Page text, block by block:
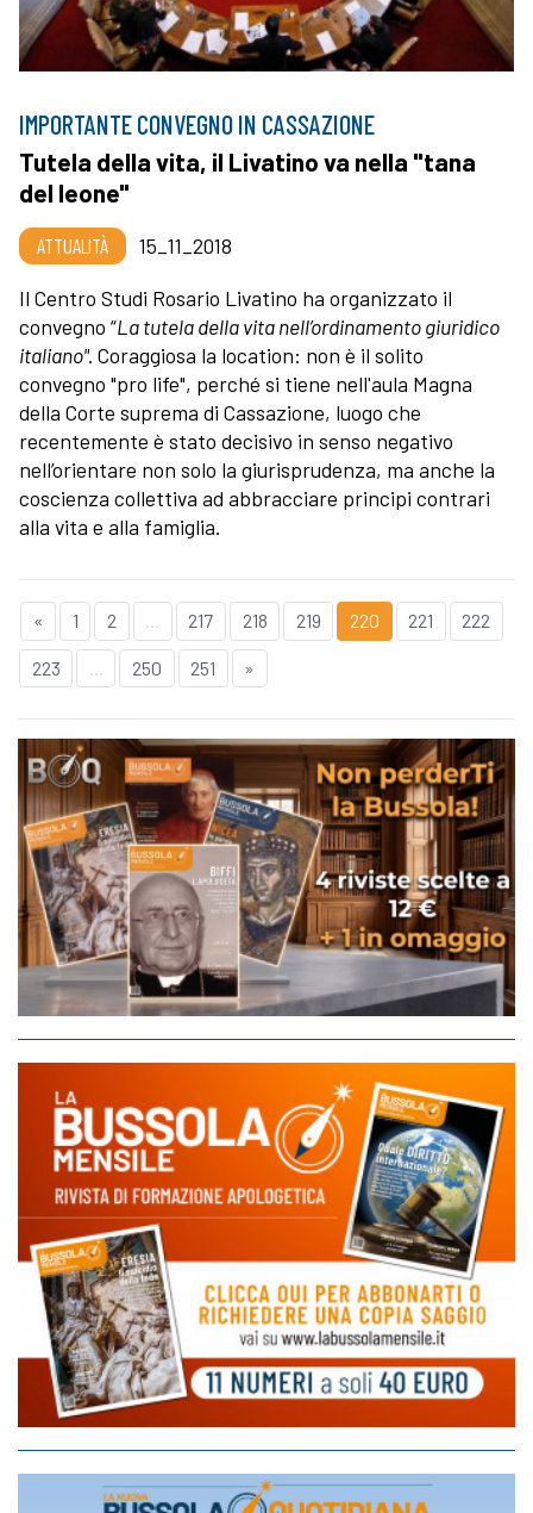
IMPORTANTE CONVEGNO IN CASSAZIONE
Tutela della vita, il Livatino va nella "tana
del leone"
ATTUALITÀ
15_11_2018
Il Centro Studi Rosario Livatino ha organizzato il
convegno “La tutela della vita nell’ordinamento giuridico
italiano". Coraggiosa la location: non è il solito
convegno "pro life", perché si tiene nell'aula Magna
della Corte suprema di Cassazione, luogo che
recentemente è stato decisivo in senso negativo
nell’orientare non solo la giurisprudenza, ma anche la
coscienza collettiva ad abbracciare principi contrari
alla vita e alla famiglia.
« 1 2 ... 217 218 219 220 221 222
223 250 251 »